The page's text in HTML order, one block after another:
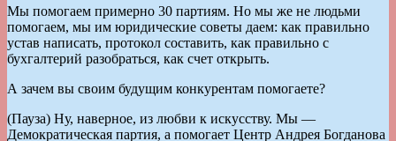
Мы помогаем примерно 30 партиям. Но мы же не людьми
помогаем, мы им юридические советы даем: как правильно
устав написать, протокол составить, как правильно с
бухгалтерий разобраться, как счет открыть.
А зачем вы своим будущим конкурентам помогаете?
(Пауза) Ну, наверное, из любви к искусству. Мы —
Демократическая партия, а помогает Центр Андрея Богданова